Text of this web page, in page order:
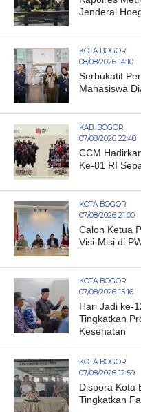
Jenderal
KOTA BOGOR
08/08/2026 14:10
Serbukatif
Mahasiswa
KAB. BOGOR
07/08/2026 22:48
CCM
Ke-81 RI
KOTA BOGOR
07/08/2026 21:00
Calon Ketua
Visi-Misi di
KOTA BOGOR
07/08/2026 15:16
Hari Jadi ke-
Tingkatkan
Kesehatan
KOTA BOGOR
07/08/2026 12:59
Dispora Kota
Tingkatkan